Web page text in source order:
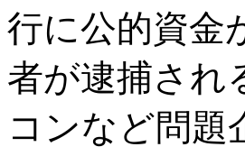
行に公的資金
者が逮捕され
コンなど問題